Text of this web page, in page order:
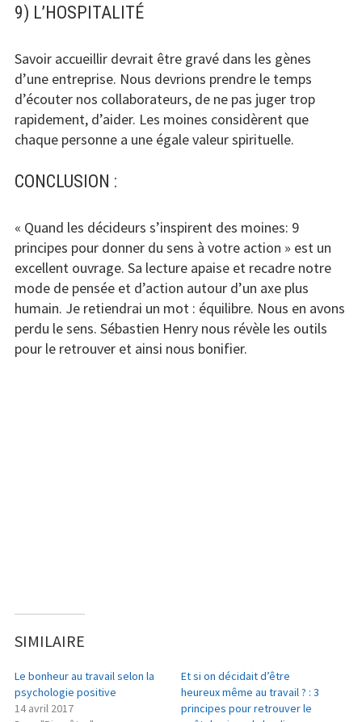
9) L’HOSPITALITÉ
Savoir accueillir devrait être gravé dans les gènes
d’une entreprise. Nous devrions prendre le temps
d’écouter nos collaborateurs, de ne pas juger trop
rapidement, d’aider. Les moines considèrent que
chaque personne a une égale valeur spirituelle.
CONCLUSION :
« Quand les décideurs s’inspirent des moines: 9
principes pour donner du sens à votre action » est un
excellent ouvrage. Sa lecture apaise et recadre notre
mode de pensée et d’action autour d’un axe plus
humain. Je retiendrai un mot : équilibre. Nous en avons
perdu le sens. Sébastien Henry nous révèleles outils
pour le retrouver et ainsi nous bonifier.
SIMILAIRE
Le bonheur au travail selon la
psychologie positive
14 avril 2017
Et si on décidait d’être
heureux même au travail ? : 3
principes pour retrouver le